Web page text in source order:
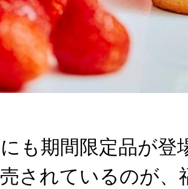
も期間限定品が登
されているのが、